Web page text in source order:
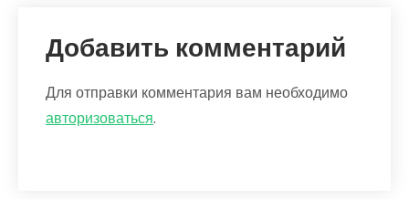
Добавить комментарий
Для отправки комментария вам необходимо
авторизоваться.